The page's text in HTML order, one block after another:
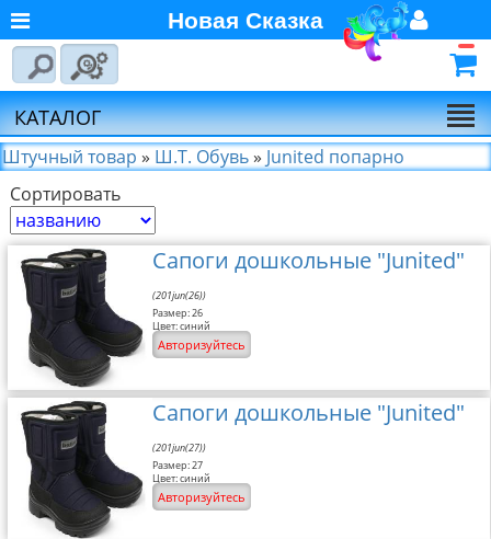
Главная
О компании
Новости
Выбор по брендам
Партнёрам
Калькулятора доставки
Байкал-Сервис
Калькулятора доставки
Первая
Экспедиционная
Компания
Калькулятора доставки
Деловые Линии
Размерная сетка
Новая Сказка
Регистрация
Авторизуйтесь
КАТАЛОГ
Штучный товар » Ш.Т. Обувь» Junited попарно
Сортировать
Сапоги дошкольные "Junited"
(201jun(26))
Размер: 26
Цвет: синий
Авторизуйтесь
Сапоги дошкольные "Junited"
(201jun(27))
Размер: 27
Цвет: синий
Авторизуйтесь